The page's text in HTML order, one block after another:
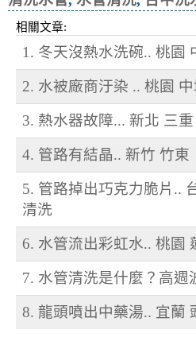
相關文章:
1. 冬天沒熱水洗碗.. 桃園
2. 水被廠商汙染 .. 桃園
3. 熱水器故障... 新北 三
4. 管路有結晶.. 新竹 竹東
5. 管路掉出巧克力脆片..
清洗
6. 水管流出彩虹水.. 桃園
7. 水管清洗是什麼？高週
8. 龍頭噴出中藥湯.. 宜蘭